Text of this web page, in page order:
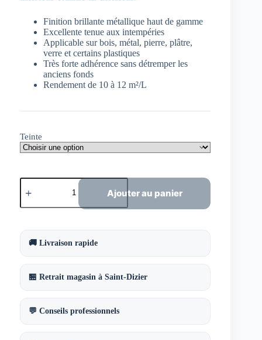
Finition brillante métallique haut de gamme
Excellente tenue aux intempéries
Applicable sur bois, métal, pierre, plâtre,
verre et certains plastiques
Très forte adhérence sans détremper les
anciens fonds
Rendement de 10 à 12 m²/L
Teinte
quantité
de
d'Or
ECLADOR
100
Peinture
dorée
haute
résistance
Ajouter au panier
🚚 Livraison rapide
🏪 Retrait magasin à Saint-Dizier
💬 Conseils professionnels